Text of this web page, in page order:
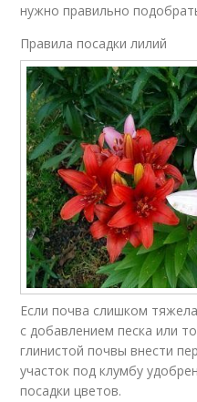
нужно правильно
Правила посадки лилий
Если почва слишком
с добавлением песка или
глинистой почвы внести
участок под клумбу
посадки цветов.